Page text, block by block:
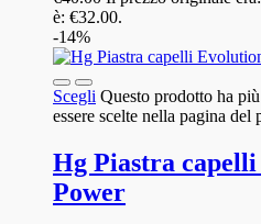
è: €32.00.
-14%
Scegli Questo prodotto ha
essere scelte nella pagina del
Hg Piastra
Power